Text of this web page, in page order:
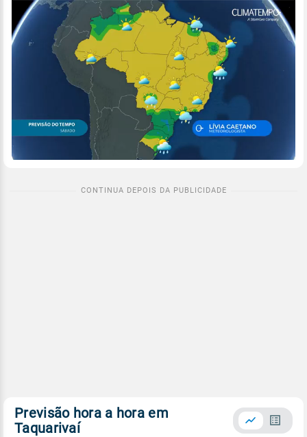
Previsão hora a hora em
Taquarivaí